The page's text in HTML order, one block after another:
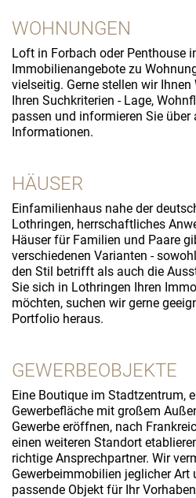
WOHNUNGEN
Loft in Forbach oder Penthouse
Immobilienangebote zu
vielseitig. Gerne stellen wir Ihnen
Ihren Suchkriterien - Lage,
passen und informieren Sie über
Informationen.
HÄUSER
Einfamilienhaus nahe der
Lothringen, herrschaftliches
Häuser für Familien und Paare
verschiedenen Varianten -
den Stil betrifft als auch die
Sie sich in Lothringen Ihren
möchten, suchen wir gerne
Portfolio heraus.
GEWERBEOBJEKTE
Eine Boutique im Stadtzentrum,
Gewerbefläche mit großem
Gewerbe eröffnen, nach
einen weiteren Standort
richtige Ansprechpartner. Wir
Gewerbeimmobilien jeglicher Art
passende Objekt für Ihr